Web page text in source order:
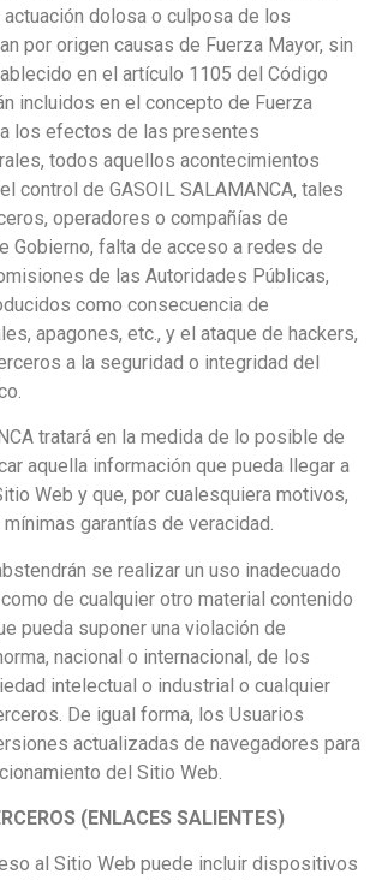
dolosa o culposa de los
por origen causas de Fuerza Mayor, sin
en el artículo 1105 del Código
incluidos en el concepto de Fuerza
los efectos de las presentes
todos aquellos acontecimientos
control de GASOIL SALAMANCA, tales
operadores o compañías de
Gobierno, falta de acceso a redes de
de las Autoridades Públicas,
como consecuencia de
apagones, etc., y el ataque de hackers,
a la seguridad o integridad del
tratará en la medida de lo posible de
aquella información que pueda llegar a
Web y que, por cualesquiera motivos,
garantías de veracidad.
se realizar un uso inadecuado
de cualquier otro material contenido
pueda suponer una violación de
nacional o internacional, de los
intelectual o industrial o cualquier
De igual forma, los Usuarios
actualizadas de navegadores para
del Sitio Web.
(ENLACES SALIENTES)
al Sitio Web puede incluir dispositivos